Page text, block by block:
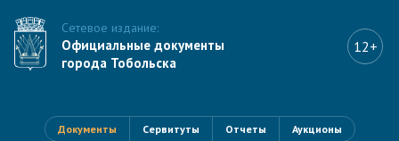
Сетевое издание:
Официальные документы
города Тобольска
12+
Документы Сервитуты Отчеты Аукционы